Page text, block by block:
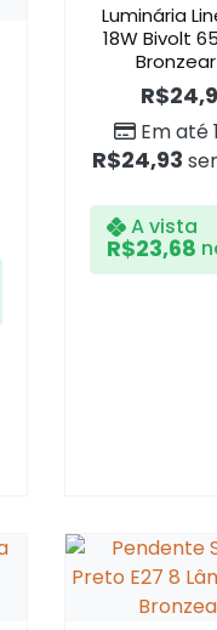
Luminária
18W Bivolt
R$
Em até
R$24,93
A vista
R$23,68